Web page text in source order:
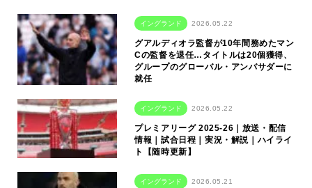
イングランド 2026.05.22
グアルディオラ監督が10年間務めたマン
Cの監督を退任…タイトルは20個獲得、
グループのグローバル・アンバサダーに
就任
イングランド 2026.05.22
プレミアリーグ 2025-26｜放送・配信
情報｜試合日程｜実況・解説｜ハイライ
ト【随時更新】
イングランド 2026.05.21